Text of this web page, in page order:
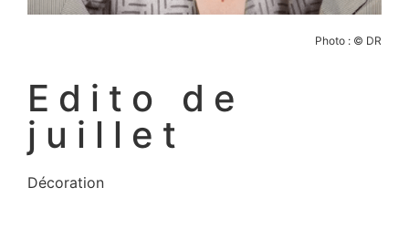
Photo : © DR
Edito de
juillet
Décoration